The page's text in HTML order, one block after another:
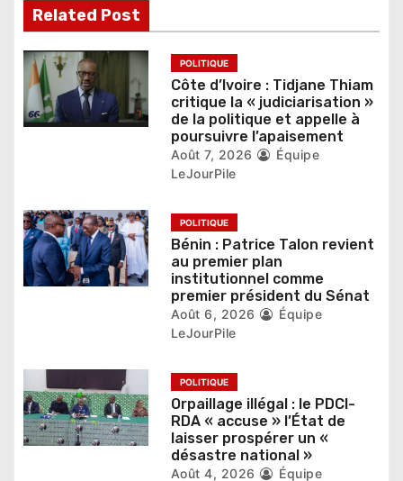
l
’
a
r
c
l
e
Related Post
POLITIQUE
Côte d’Ivoire : Tidjane Thiam
critique la « judiciarisation »
de la politique et appelle à
poursuivre l’apaisement
Août 7, 2026
Équipe
LeJourPile
POLITIQUE
Bénin : Patrice Talon revient
au premier plan
institutionnel comme
premier président du Sénat
Août 6, 2026
Équipe
LeJourPile
POLITIQUE
Orpaillage illégal : le PDCI-
RDA « accuse » l’État de
laisser prospérer un «
désastre national »
Août 4, 2026
Équipe